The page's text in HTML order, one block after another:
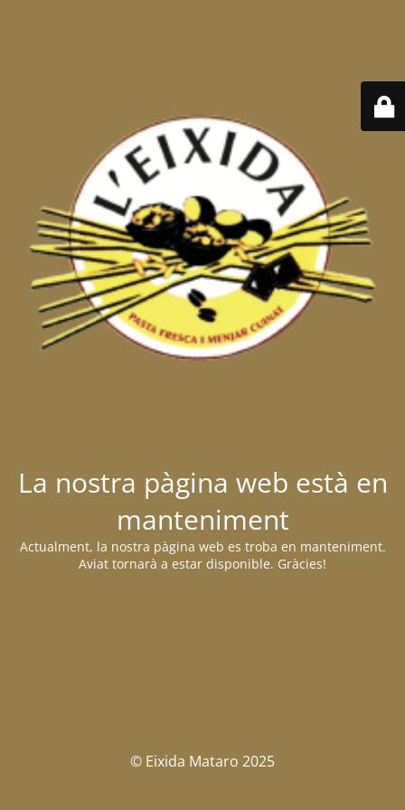
La nostra pàgina web està en
manteniment
Actualment, la nostra pàgina web es troba en manteniment.
Aviat tornarà a estar disponible. Gràcies!
© Eixida Mataro 2025